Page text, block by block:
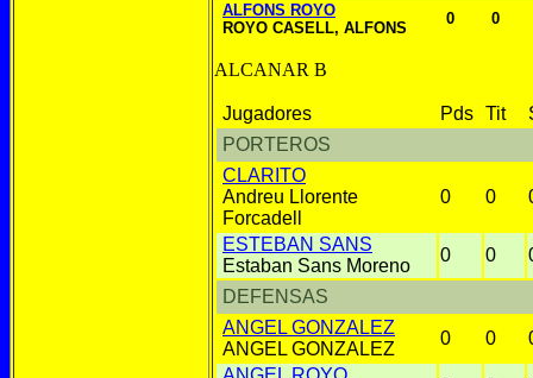
ALFONS ROYO
ROYO CASELL, ALFONS
0 0
ALCANAR B
Jugadores Pds Tit
PORTEROS
CLARITO
Andreu Llorente
Forcadell
0 0
ESTEBAN SANS
Estaban Sans Moreno
0 0
DEFENSAS
ANGEL GONZALEZ
ANGEL GONZALEZ
0 0